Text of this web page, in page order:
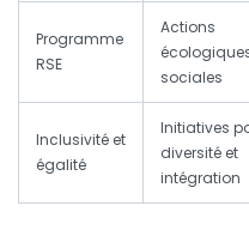
Programme
RSE
Actions
sociales
Inclusivité et
égalité
Initiatives
diversité et
intégration